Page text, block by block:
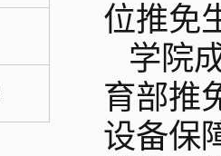
位推免
学院
育部推
设备保